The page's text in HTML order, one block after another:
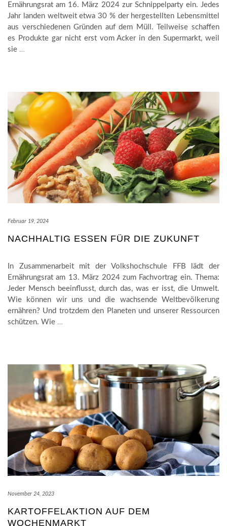
Ernährungsrat am 16. März 2024 zur Schnippelparty ein. Jedes
Jahr landen weltweit etwa 30 % der hergestellten Lebensmittel
aus verschiedenen Gründen auf dem Müll. Teilweise schaffen
es Produkte gar nicht erst vom Acker in den Supermarkt, weil
sie …
Februar 19, 2024
NACHHALTIG ESSEN FÜR DIE ZUKUNFT
In Zusammenarbeit mit der Volkshochschule FFB lädt der
Ernährungsrat am 13. März 2024 zum Fachvortrag ein. Thema:
Jeder Mensch beeinflusst, durch das, was er isst, die Umwelt.
Wie können wir uns und die wachsende Weltbevölkerung
ernähren? Und trotzdem den Planeten und unserer Ressourcen
schützen. Wie …
November 24, 2023
KARTOFFELAKTION AUF DEM
WOCHENMARKT